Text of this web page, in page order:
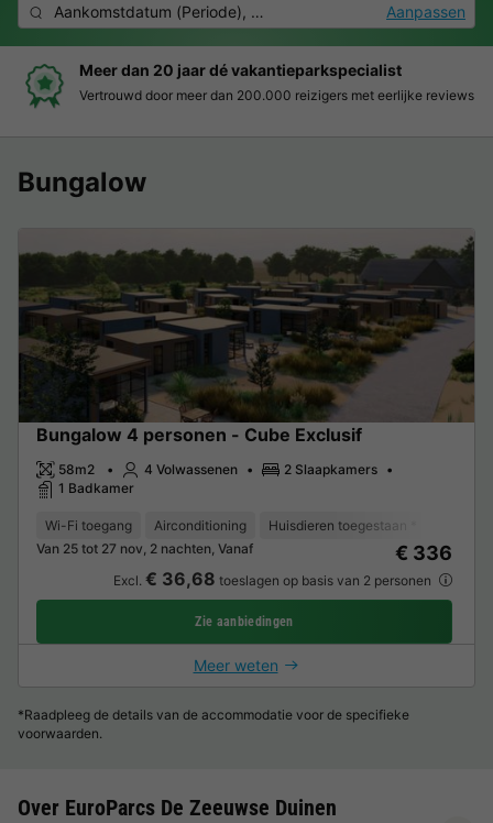
Aankomstdatum (Periode), 2 deelnemers, 0 huisdierAanpassen
Meer dan 20 jaar dé vakantieparkspecialist
Vertrouwd door meer dan 200.000 reizigers met eerlijke reviews
Bungalow
Bungalow 4 personen - Cube Exclusif
58m2 4 Volwassenen
2 Slaapkamers
1 Badkamer
Wi-Fi toegang Airconditioning Huisdieren toegestaan *
Van 25 tot 27 nov, 2 nachten, Vanaf
€ 336
Excl. € 36,68 toeslagen op basis van 2 personen
Zie aanbiedingen
Meer weten
*Raadpleeg de details van de accommodatie voor de specifieke
voorwaarden.
Over EuroParcs De Zeeuwse Duinen